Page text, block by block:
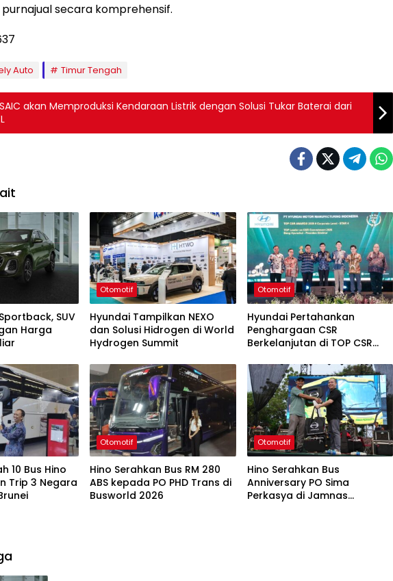
secara komprehensif.
Auto Timur Tengah
akan Memproduksi Kendaraan Listrik dengan Solusi Tukar Baterai dari
SUV
Harga
Otomotif
Hyundai Tampilkan NEXO
dan Solusi Hidrogen di World
Hydrogen Summit
Otomotif
Hyundai Pertahankan
Penghargaan CSR
Berkelanjutan di TOP CSR
10 Bus Hino
Trip 3 Negara
Otomotif
Hino Serahkan Bus RM 280
ABS kepada PO PHD Trans di
Busworld 2026
Otomotif
Hino Serahkan Bus
Anniversary PO Sima
Perkasya di Jamnas